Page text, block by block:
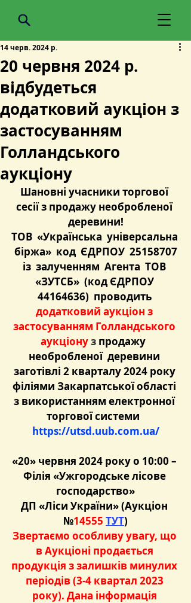
20 червня 2024 р.
відбудеться
додатковий аукціон з
застосуванням
Голландського
аукціону
14 черв. 2024 р.
Шановні учасники торгової
сесії з продажу необробленої
деревини!
ТОВ  «Українська  універсальна
біржа»  код  ЄДРПОУ  25158707
із  залученням  Агента  ТОВ
«ЗУТСБ»  (код ЄДРПОУ
44164636)  проводить
додатковий аукціон з
застосуванням Голландського
аукціону з продажу
необробленої  деревини
заготівлі 2 кварталу 2024 року
філіями Закарпатської області
з використанням електронної
торгової системи
https://utsd.uub.com.ua/
«20» червня 2024 року о 10:00 –
Філія «Ужгородське лісове
господарство»
ДП «Ліси України» (Аукціон
№14555 ТУТ)
Звертаємо особливу увагу, що
в Аукціоні продається
продукція з залишків минулих
періодів (3-4 квартал 2023
року). Дана інформація